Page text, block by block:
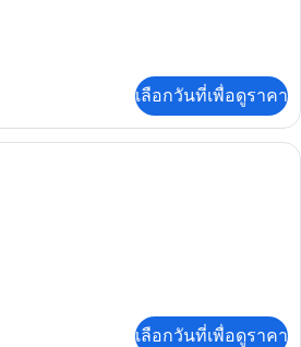
เลือกวันที่เพื่อดูราคา
เครื่องนอนระดับพรีเมียม, มินิบาร์, ตู้นิ
เลือกวันที่เพื่อดูราคา